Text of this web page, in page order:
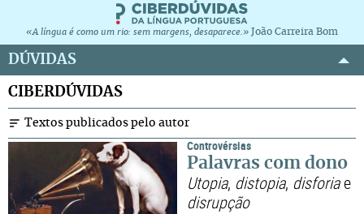
«A língua é como um rio: sem margens, desaparece.» João Carreira Bom
DÚVIDAS
CIBERDÚVIDAS
Textos publicados pelo autor
Controvérsias
Palavras com dono
Utopia, distopia, disforiae
disrupção